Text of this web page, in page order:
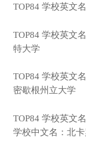
TOP84 学校英文
TOP84 学校英文
特大学
TOP84 学校英文
密歇根州立大学
TOP84 学校英文
学校中文名：北